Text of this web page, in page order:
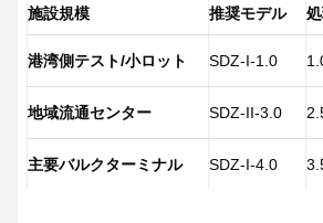
施設規模 推奨モデル
港湾側テスト/小ロット SDZ-I-1.0
地域流通センター SDZ-II-3.0
主要バルクターミナル SDZ-I-4.0